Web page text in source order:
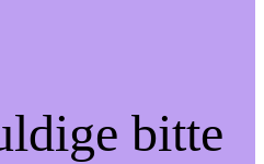
bitte